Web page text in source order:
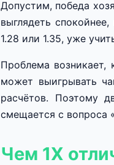
Допустим, победа
выглядеть
1.28 или 1.35, уже
Проблема возникает,
может выигрывать
расчётов. Поэтому
смещается с вопроса
Чем 1X